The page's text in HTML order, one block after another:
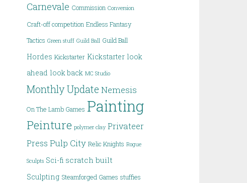
Carnevale Commission Conversion
Craft-off competition Endless Fantasy
Tactics Green stuff Guild Ball Guild Ball
Hordes Kickstarter Kickstarter look
ahead look back MC Studio
Monthly Update Nemesis
On The Lamb Games Painting
Peinture polymer clay Privateer
Press Pulp City Relic Knights Rogue
Sculpts Sci-fi scratch built
Sculpting Steamforged Games stuffies